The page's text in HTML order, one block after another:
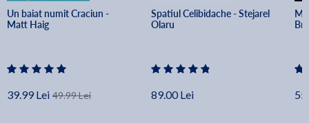
Un baiat numit Craciun -
Matt Haig
39.99 Lei 49.99 Lei
Spatiul Celibidache - Stejarel
Olaru
89.00 Lei